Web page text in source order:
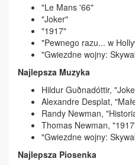
"Le Mans '66"
"Joker"
"1917"
"Pewnego razu... w
"Gwiezdne wojny:
Najlepsza Muzyka
Hildur Guðnadóttir,
Alexandre Desplat,
Randy Newman,
Thomas Newman,
"Gwiezdne wojny:
Najlepsza Piosenka